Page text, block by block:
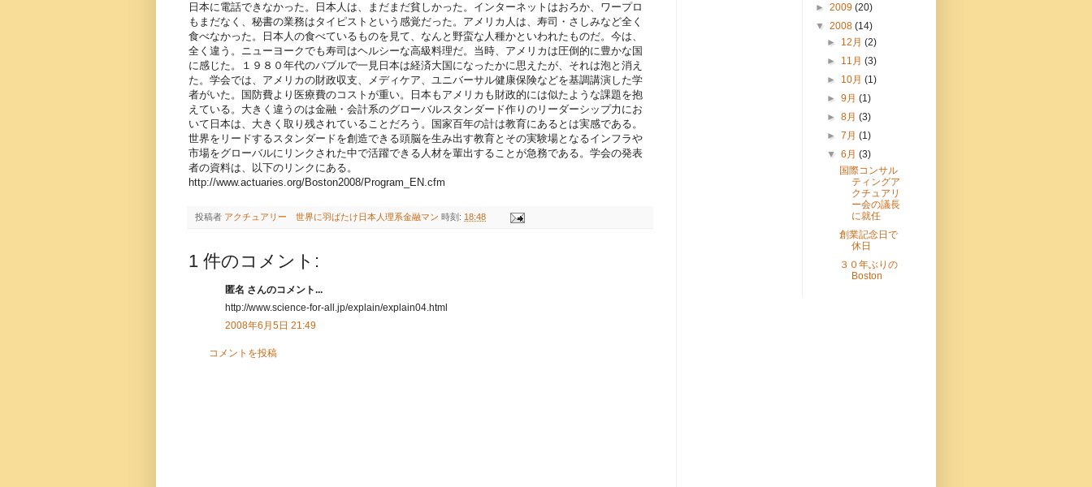
日本に電話できなかった。日本人は、まだまだ貧しかった。インターネットはおろか、ワープロ
もまだなく、秘書の業務はタイピストという感覚だった。アメリカ人は、寿司・さしみなど全く
食べなかった。日本人の食べているものを見て、なんと野蛮な人種かといわれたものだ。今は、
全く違う。ニューヨークでも寿司はヘルシーな高級料理だ。当時、アメリカは圧倒的に豊かな国
に感じた。１９８０年代のバブルで一見日本は経済大国になったかに思えたが、それは泡と消え
た。学会では、アメリカの財政収支、メディケア、ユニバーサル健康保険などを基調講演した学
者がいた。国防費より医療費のコストが重い。日本もアメリカも財政的には似たような課題を抱
えている。大きく違うのは金融・会計系のグローバルスタンダード作りのリーダーシップ力にお
いて日本は、大きく取り残されていることだろう。国家百年の計は教育にあるとは実感である。
世界をリードするスタンダードを創造できる頭脳を生み出す教育とその実験場となるインフラや
市場をグローバルにリンクされた中で活躍できる人材を輩出することが急務である。学会の発表
者の資料は、以下のリンクにある。
http://www.actuaries.org/Boston2008/Program_EN.cfm
投稿者 アクチュアリー 世界に羽ばたけ日本人理系金融マン 時刻: 18:48
1 件のコメント:
匿名 さんのコメント...
http://www.science-for-all.jp/explain/explain04.html
2008年6月5日 21:49
コメントを投稿
► 2009 (20)
▼ 2008 (14)
► 12月(2)
► 11月(3)
► 10月(1)
►9月(1)
►8月(3)
►7月(1)
▼6月(3)
国際コンサル
ティングア
クチュアリ
ー会の議長
に就任
創業記念日で
休日
３０年ぶりの
Boston